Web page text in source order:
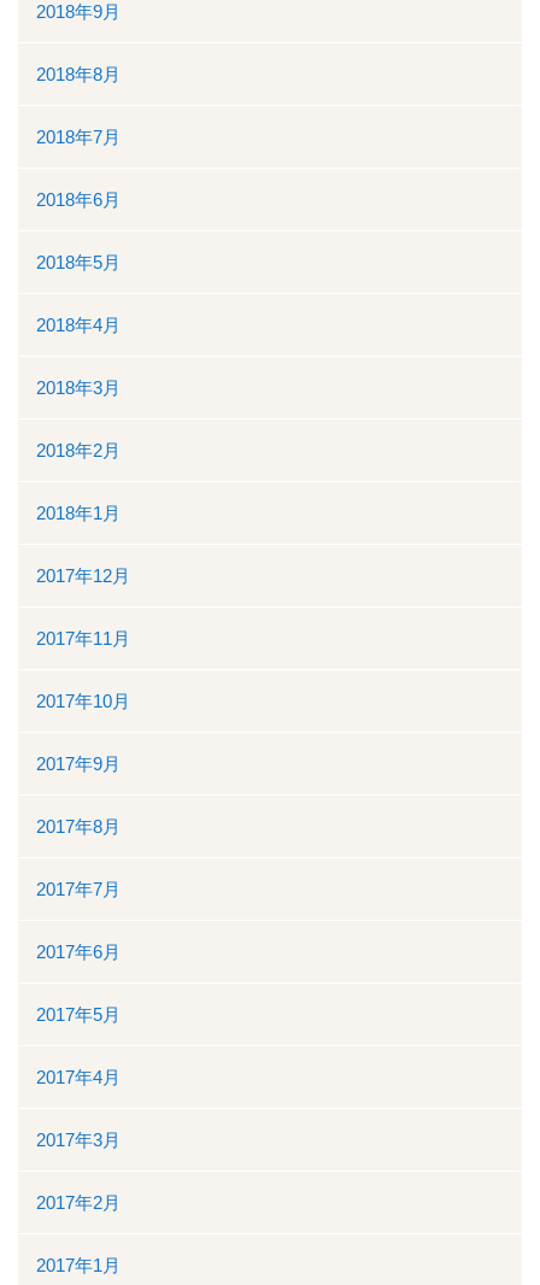
2018年9月
2018年8月
2018年7月
2018年6月
2018年5月
2018年4月
2018年3月
2018年2月
2018年1月
2017年12月
2017年11月
2017年10月
2017年9月
2017年8月
2017年7月
2017年6月
2017年5月
2017年4月
2017年3月
2017年2月
2017年1月